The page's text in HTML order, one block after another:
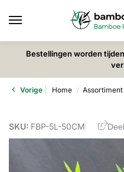
Bestellingen worden
Vorige Home / Assortiment
SKU: FBP-5L-50CM